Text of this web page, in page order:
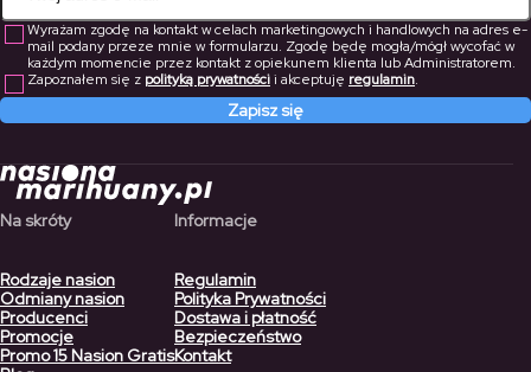
Wyrażam zgodę na kontakt w celach marketingowych i handlowych na adres e-
mail podany przeze mnie w formularzu. Zgodę będę mogła/mógł wycofać w
każdym momencie przez kontakt z opiekunem klienta lub Administratorem.
Zapoznałem się z polityką prywatnościi akceptuję regulamin.
Zapisz się
Na skróty
Rodzaje nasion
Odmiany nasion
Producenci
Promocje
Promo 15 Nasion Gratis
Informacje
Regulamin
Polityka Prywatności
Dostawa i płatność
Bezpieczeństwo
Kontakt